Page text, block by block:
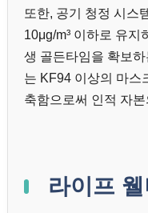
또한, 공기 청정 시스
10μg/m³ 이하로 유지
생 골든타임을 확보
는 KF94 이상의 마스
축함으로써 인적 자
라이프